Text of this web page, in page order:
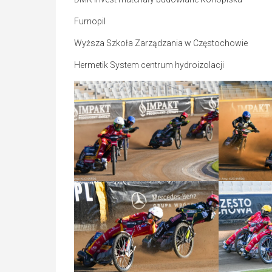
Furnopil
Wyższa Szkoła Zarządzania w Częstochowie
Hermetik System centrum hydroizolacji